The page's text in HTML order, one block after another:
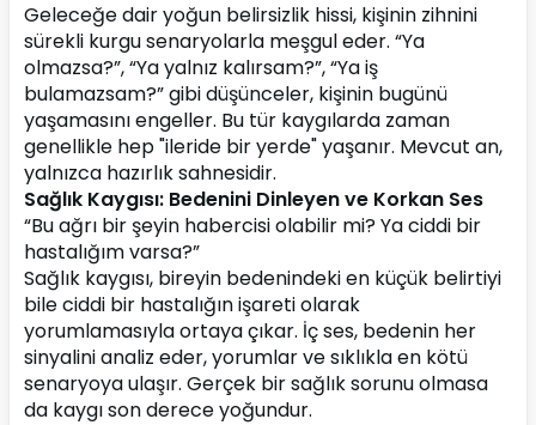
Geleceğe dair yoğun belirsizlik hissi, kişinin zihnini
sürekli kurgu senaryolarla meşgul eder. “Ya
olmazsa?”, “Ya yalnız kalırsam?”, “Ya iş
bulamazsam?” gibi düşünceler, kişinin bugünü
yaşamasını engeller. Bu tür kaygılarda zaman
genellikle hep "ileride bir yerde" yaşanır. Mevcut an,
yalnızca hazırlık sahnesidir.
Sağlık Kaygısı: Bedenini Dinleyen ve Korkan Ses
“Bu ağrı bir şeyin habercisi olabilir mi? Ya ciddi bir
hastalığım varsa?”
Sağlık kaygısı, bireyin bedenindeki en küçük belirtiyi
bile ciddi bir hastalığın işareti olarak
yorumlamasıyla ortaya çıkar. İç ses, bedenin her
sinyalini analiz eder, yorumlar ve sıklıkla en kötü
senaryoya ulaşır. Gerçek bir sağlık sorunu olmasa
da kaygı son derece yoğundur.